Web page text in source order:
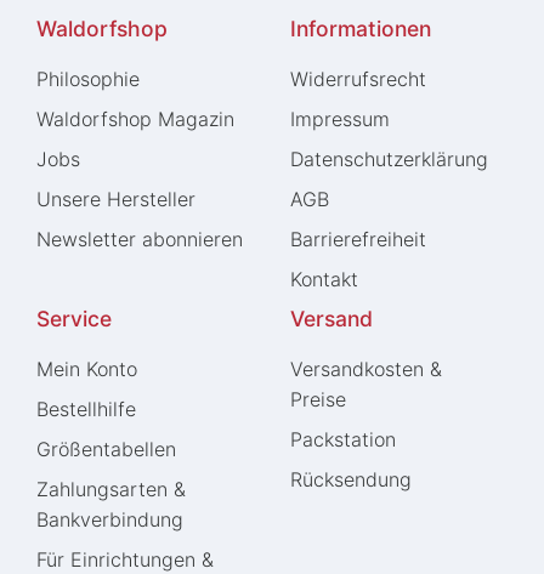
Waldorfshop
Philosophie
Waldorfshop Magazin
Jobs
Unsere Hersteller
Newsletter abonnieren
Informationen
Widerrufs­recht
Impressum
Daten­schutz­erklärung
AGB
Barrierefreiheit
Kontakt
Service
Mein Konto
Bestellhilfe
Größentabellen
Zahlungsarten &
Bankverbindung
Für Einrichtungen &
Versand
Versandkosten &
Preise
Packstation
Rücksendung